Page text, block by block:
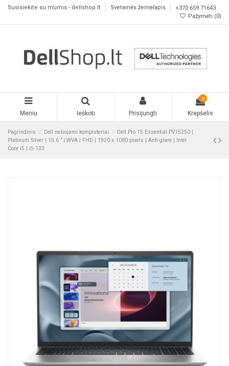
Susisiekite su mumis - dellshop.lt Svetainės žemėlapis
+370 659 71643
Pažymėti (0)
Meniu Ieškoti Prisijungti
0
Krepšelis
Pagrindinis Dell nešiojami kompiuteriai
Dell Pro 15 Essential PV15250 |
Platinum Silver | 15.6 " | WVA | FHD | 1920 x 1080 pixels | Anti-glare | Intel
Core i5 | i5-133